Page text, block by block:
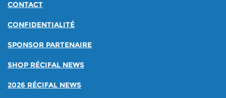
CONTACT
CONFIDENTIALITÉ
SPONSOR PARTENAIRE
SHOP RÉCIFAL NEWS
2026 RÉCIFAL NEWS